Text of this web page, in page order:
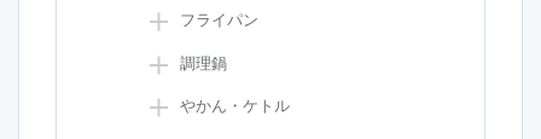
フライパン
調理鍋
やかん・ケトル